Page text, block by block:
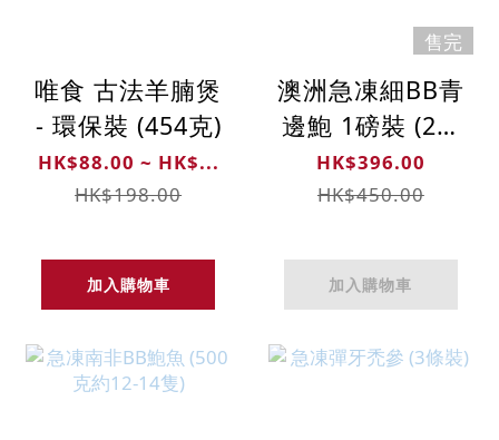
唯食 古法羊腩煲
- 環保裝 (454克)
HK$88.00 ~ HK$...
HK$198.00
加入購物車
售完
澳洲急凍細BB青
邊鮑 1磅裝 (21-
28隻)
HK$396.00
HK$450.00
加入購物車